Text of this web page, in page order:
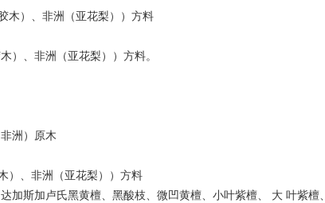
木）、非洲（亚花梨））方料
）、非洲（亚花梨））方料。
洲）原木
）、非洲（亚花梨））方料
斯加卢氏黑黄檀、黑酸枝、微凹黄檀、小叶紫檀、 大 叶紫檀、